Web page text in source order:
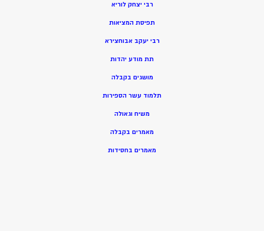
רבי יצחק לוריא
תפיסת המציאות
רבי יעקב אבוחצירא
תת מודע יהדות
מושגים בקבלה
תלמוד עשר הספירות
משיח וגאולה
מאמרים בקבלה
מאמרים בחסידות